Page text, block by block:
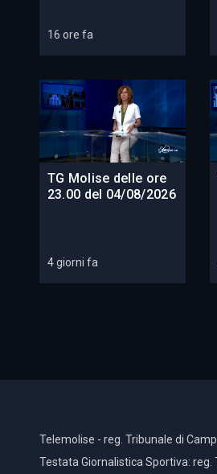
16 ore fa
TG Molise delle ore
23.00 del 04/08/2026
4 giorni fa
Telemolise - reg. Tribunale di
Testata Giornalistica Sportiva: